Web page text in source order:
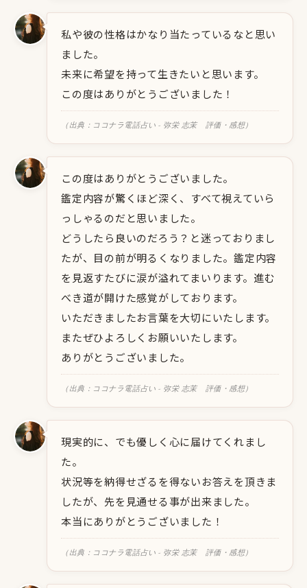
私や彼の性格はかなり当たっているなと思い
ました。
未来に希望を持って生きたいと思います。
この度はありがとうございました！
（出典：ココナラ電話占い - 弥栄 志茉 評価・感想）
この度はありがとうございました。
鑑定内容が驚くほど深く、すべて視えていら
っしゃるのだと思いました。
どうしたら良いのだろう？と迷っておりまし
たが、目の前が明るくなりました。鑑定内容
を見返すたびに涙が溢れてまいります。進む
べき道が開けた感覚がしております。
いただきましたお言葉を大切にいたします。
またぜひよろしくお願いいたします。
ありがとうございました。
（出典：ココナラ電話占い - 弥栄 志茉 評価・感想）
現実的に、でも優しく心に届けてくれまし
た。
状況等を納得せざるを得ないお答えを頂きま
したが、先を見通せる事が出来ました。
本当にありがとうございました！
（出典：ココナラ電話占い - 弥栄 志茉 評価・感想）